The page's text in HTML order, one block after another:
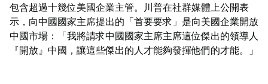
包含超過十幾位美國企業主管。川普在社群媒體上公開表
示，向中國國家主席提出的「首要要求」是向美國企業開放
中國市場：「我將請求中國國家主席主席這位傑出的領導人
『開放』中國，讓這些傑出的人才能夠發揮他們的才能。」